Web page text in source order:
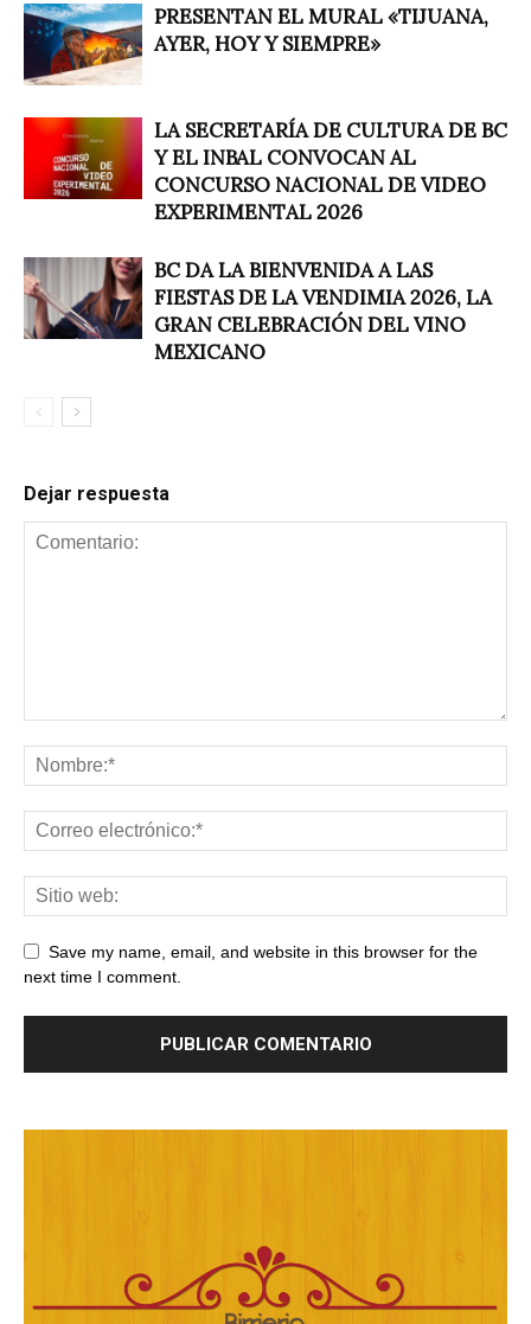
PRESENTAN EL MURAL «TIJUANA,
AYER, HOY Y SIEMPRE»
LA SECRETARÍA DE CULTURA DE BC
Y EL INBAL CONVOCAN AL
CONCURSO NACIONAL DE VIDEO
EXPERIMENTAL 2026
BC DA LA BIENVENIDA A LAS
FIESTAS DE LA VENDIMIA 2026, LA
GRAN CELEBRACIÓN DEL VINO
MEXICANO
Dejar respuesta
Save my name, email, and website in this browser for the
next time I comment.